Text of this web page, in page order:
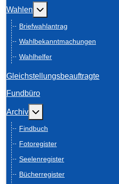
Wahlen Weitere
Briefwahlantrag
Wahlbekanntmachungen
Wahlhelfer
Gleichstellungsbeauftragte
Fundbüro
Archiv Weitere Informationen:
Findbuch
Fotoregister
Seelenregister
Bücherregister